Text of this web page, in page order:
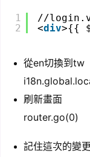
1
2
//
<div>{{
從en切換到tw
刷新畫面
router.go(0)
記住這次的變更